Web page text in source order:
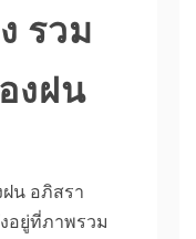
รวม
งฝน
น อภิสรา
อยู่ที่ภาพรวม